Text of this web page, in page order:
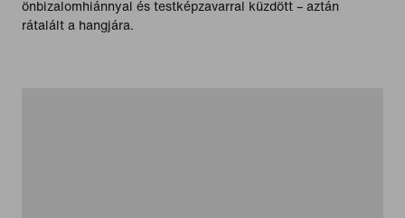
önbizalomhiánnyal és testképzavarral küzdött – aztán
rátalált a hangjára.